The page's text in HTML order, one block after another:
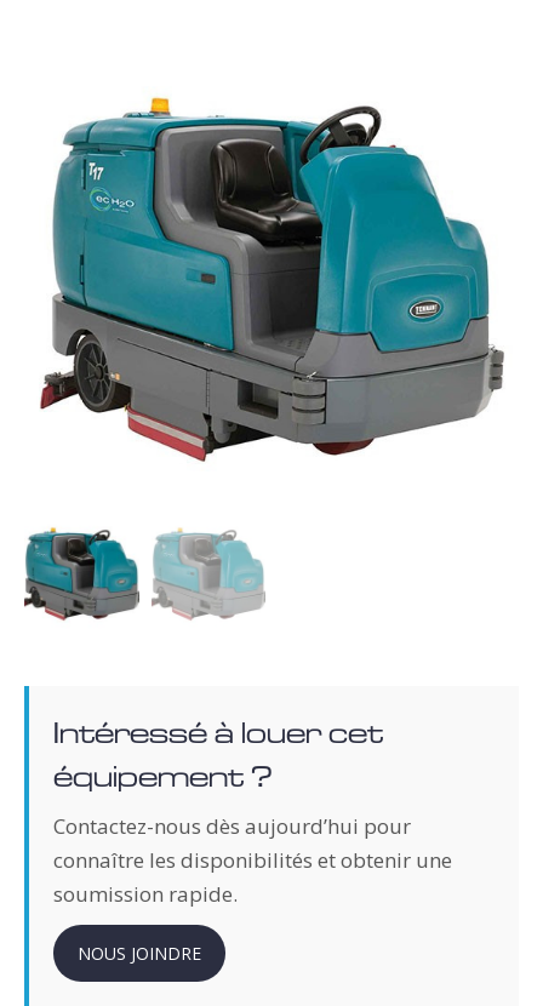
Intéressé à louer cet
équipement ?
Contactez-nous dès aujourd’hui pour
connaître les disponibilités et obtenir une
soumission rapide.
NOUS JOINDRE